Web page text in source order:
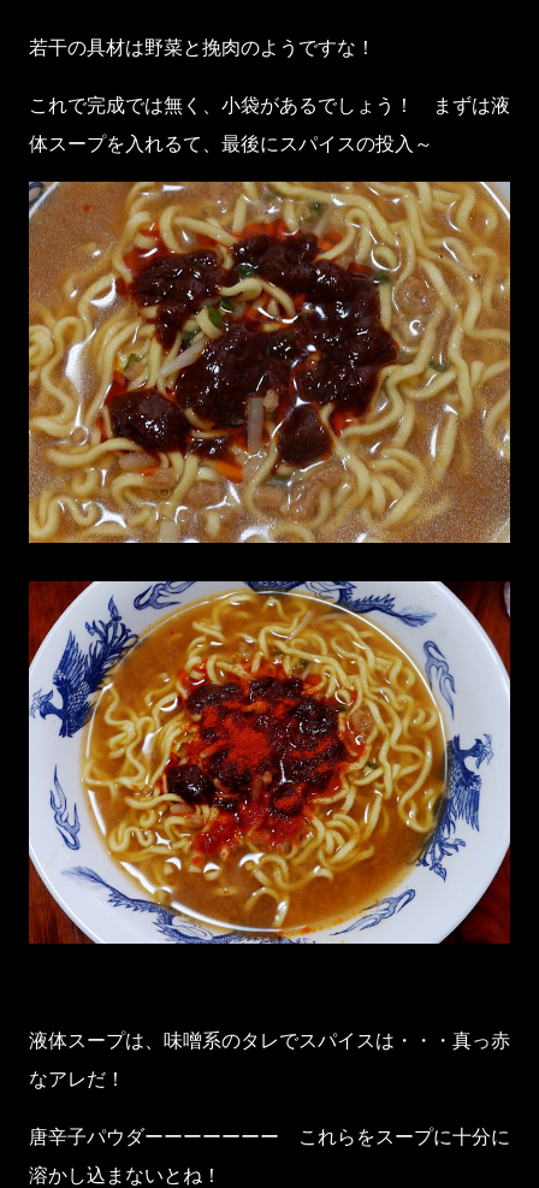
若干の具材は野菜と挽肉のようですな！
これで完成では無く、小袋があるでしょう！ まずは液
体スープを入れるて、最後にスパイスの投入～
液体スープは、味噌系のタレでスパイスは・・・真っ赤
なアレだ！
唐辛子パウダーーーーーーー これらをスープに十分に
溶かし込まないとね！